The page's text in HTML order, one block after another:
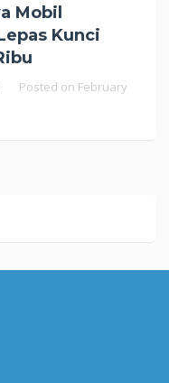
Mobil
Kunci
Posted on February